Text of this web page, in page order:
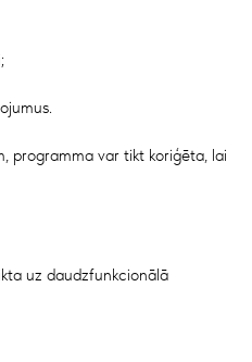
programma var tikt koriģēta, lai
uz daudzfunkcionālā